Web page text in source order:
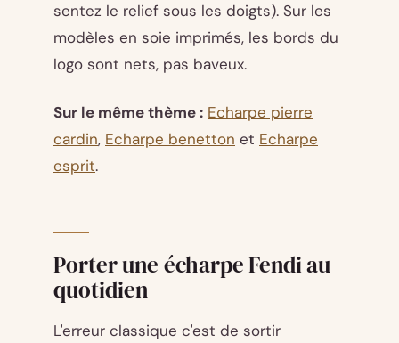
sentez le relief sous les doigts). Sur les
modèles en soie imprimés, les bords du
logo sont nets, pas baveux.
Sur le même thème : Echarpe pierre
cardin, Echarpe benetton et Echarpe
esprit.
Porter une écharpe Fendi au
quotidien
L'erreur classique c'est de sortir